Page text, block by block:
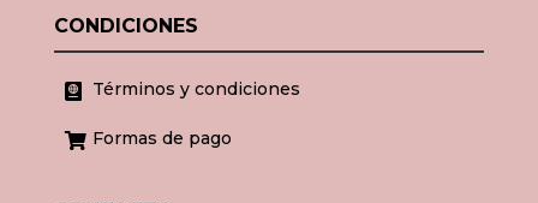
CONDICIONES
 Términos y condiciones
 Formas de pago